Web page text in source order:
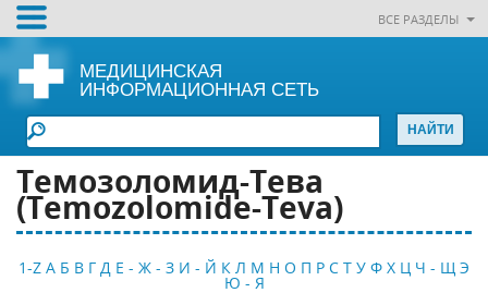
ВСЕ РАЗДЕЛЫ
МЕДИЦИНСКАЯ
ИНФОРМАЦИОННАЯ СЕТЬ
Темозоломид-Тева
(Temozolomide-Teva)
1-Z А Б В Г Д Е - Ж - З И - Й К Л М Н О П Р С Т У Ф Х Ц Ч - Щ Э
Ю - Я